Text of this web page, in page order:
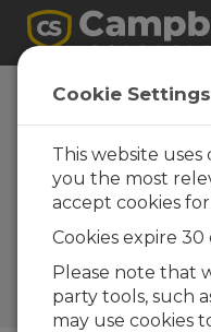
Union des
Comores :
place de
stations
pour une
résilience
aléas
Cookie Settings
This website
you the most
accept cookies
Cookies expire
Please note that
party tools, such
may use cookies